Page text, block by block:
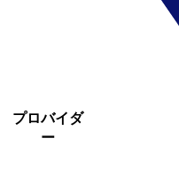
プロバイダ
ー